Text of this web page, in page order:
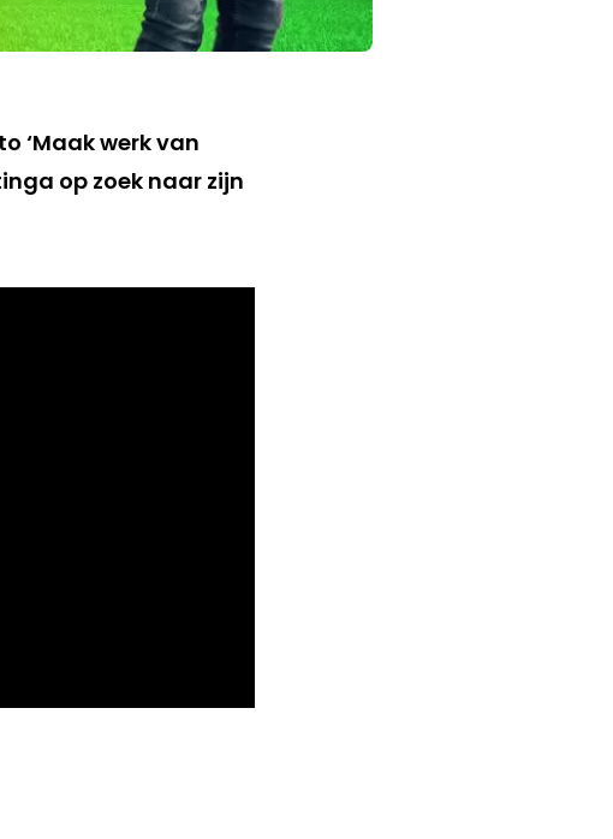
‘Maak werk van
op zoek naar zijn